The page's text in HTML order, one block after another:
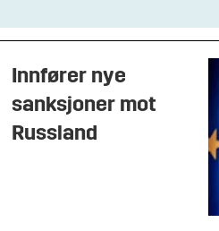
Innfører nye
sanksjoner mot
Russland